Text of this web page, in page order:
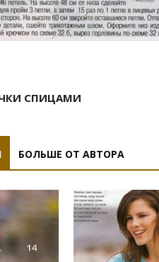
СПИЦАМИ
БОЛЬШЕ ОТ АВТОРА